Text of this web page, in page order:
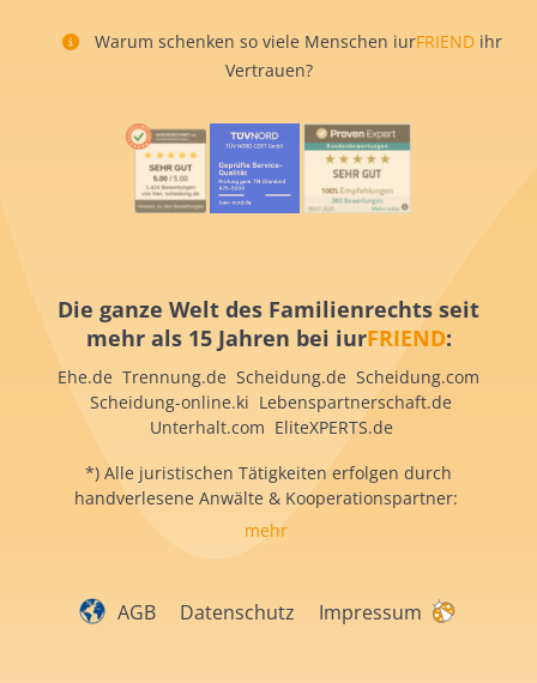
Warum schenken so viele Menschen iurFRIEND ihr
Vertrauen?
Die ganze Welt des Familienrechts seit
mehr als 15 Jahren bei iurFRIEND:
Ehe.de Trennung.de Scheidung.de Scheidung.com
Scheidung-online.ki Lebenspartnerschaft.de
Unterhalt.com EliteXPERTS.de
*) Alle juristischen Tätigkeiten erfolgen durch
handverlesene Anwälte & Kooperationspartner:
mehr
AGB Datenschutz Impressum